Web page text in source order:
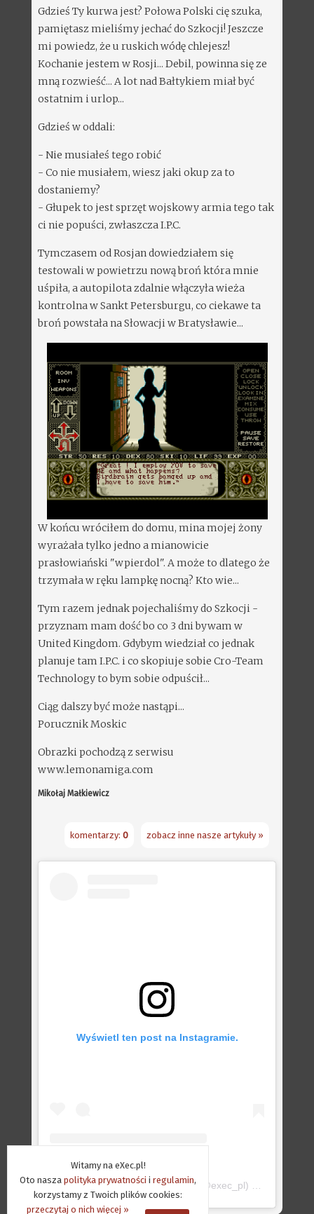
Witamy na eXec.pl!
Oto nasza polityka prywatności i regulamin,
korzystamy z Twoich plików cookies:
przeczytaj o nich więcej »
Gdzieś Ty kurwa jest? Połowa Polski cię szuka,
pamiętasz mieliśmy jechać do Szkocji! Jeszcze
mi powiedz, że u ruskich wódę chlejesz!
Kochanie jestem w Rosji... Debil, powinna się ze
mną rozwieść... A lot nad Bałtykiem miał być
ostatnim i urlop...
Gdzieś w oddali:
- Nie musiałeś tego robić
- Co nie musiałem, wiesz jaki okup za to
dostaniemy?
- Głupek to jest sprzęt wojskowy armia tego tak
ci nie popuści, zwłaszcza I.P.C.
Tymczasem od Rosjan dowiedziałem się
testowali w powietrzu nową broń która mnie
uśpiła, a autopilota zdalnie włączyła wieża
kontrolna w Sankt Petersburgu, co ciekawe ta
broń powstała na Słowacji w Bratysławie...
W końcu wróciłem do domu, mina mojej żony
wyrażała tylko jedno a mianowicie
prasłowiański "wpierdol". A może to dlatego że
trzymała w ręku lampkę nocną? Kto wie...
Tym razem jednak pojechaliśmy do Szkocji -
przyznam mam dość bo co 3 dni bywam w
United Kingdom. Gdybym wiedział co jednak
planuje tam I.P.C. i co skopiuje sobie Cro-Team
Technology to bym sobie odpuścił...
Ciąg dalszy być może nastąpi...
Porucznik Moskic
Obrazki pochodzą z serwisu
www.lemonamiga.com
Mikołaj Małkiewicz
zobacz inne nasze artykuły »
komentarzy: 0
Wyświetl ten post na Instagramie.
Post udostępniony przez eXec.pl (@exec_pl) Gru 15, 2018